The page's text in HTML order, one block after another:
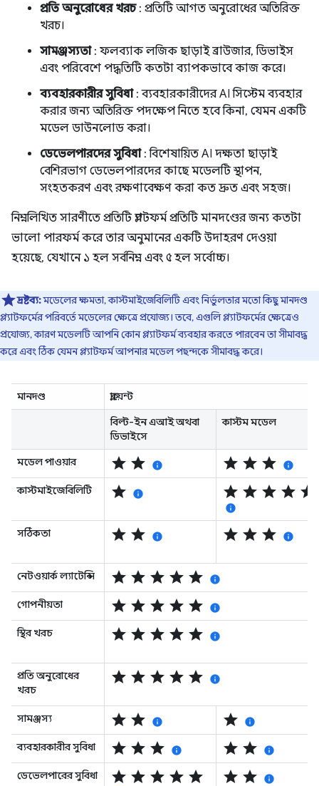
প্রতি অনুরোধের খরচ: প্রতিটি আগত অনুরোধের অতিরিক্ত
খরচ।
সামঞ্জস্যতা: ফলব্যাক লজিক ছাড়াই ব্রাউজার, ডিভাইস
এবং পরিবেশে পদ্ধতিটি কতটা ব্যাপকভাবে কাজ করে।
ব্যবহারকারীর সুবিধা: ব্যবহারকারীদের AI সিস্টেম ব্যবহার
করার জন্য অতিরিক্ত পদক্ষেপ নিতে হবে কিনা, যেমন একটি
মডেল ডাউনলোড করা।
ডেভেলপারদের সুবিধা: বিশেষায়িত AI দক্ষতা ছাড়াই
বেশিরভাগ ডেভেলপারদের কাছে মডেলটি স্থাপন,
সংহতকরণ এবং রক্ষণাবেক্ষণ করা কত দ্রুত এবং সহজ।
নিম্নলিখিত সারণীতে প্রতিটি প্ল্যাটফর্ম প্রতিটি মানদণ্ডের জন্য কতটা
ভালো পারফর্ম করে তার অনুমানের একটি উদাহরণ দেওয়া
হয়েছে, যেখানে ১ হল সর্বনিম্ন এবং ৫ হল সর্বোচ্চ।
দ্রষ্টব্য:মডেলের ক্ষমতা, কাস্টমাইজেবিলিটি এবং নির্ভুলতার মতো কিছু মানদণ্ড
প্ল্যাটফর্মের পরিবর্তে মডেলের ক্ষেত্রে প্রযোজ্য। তবে, এগুলি প্ল্যাটফর্মের ক্ষেত্রেও
প্রযোজ্য, কারণ মডেলটি আপনি কোন প্ল্যাটফর্ম ব্যবহার করতে পারবেন তা সীমাবদ্ধ
করে এবং ঠিক যেমন প্ল্যাটফর্ম আপনার মডেল পছন্দকে সীমাবদ্ধ করে।
মানদণ্ড
ক্লায়েন্ট
বিল্ট-ইন এআই অথবা
ডিভাইসে
কাস্টম মডেল
মডেল পাওয়ার star star info star star star info
কাস্টমাইজেবিলিটি star info star star star star star
info
সঠিকতা star star info star star star info
নেটওয়ার্ক ল্যাটেন্সি star star star star star info
গোপনীয়তা star star star star star info
স্থির খরচ star star star star star info
প্রতি অনুরোধের
খরচ
star star star star star info
সামঞ্জস্য star star info star info
ব্যবহারকারীর সুবিধা star star star info star star info
ডেভেলপারের সুবিধা star star star star star star star info